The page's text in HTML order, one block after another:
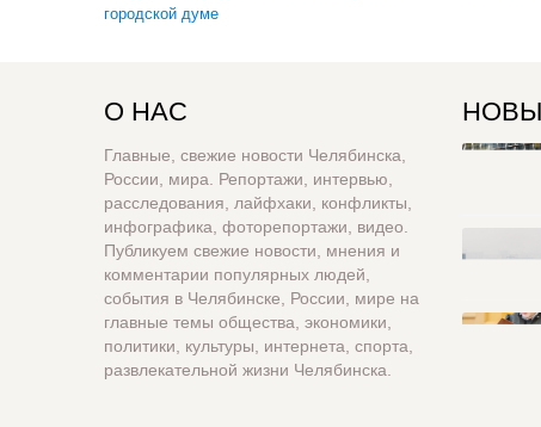
городской думе
О НАС
Главные, свежие новости Челябинска,
России, мира. Репортажи, интервью,
расследования, лайфхаки, конфликты,
инфографика, фоторепортажи, видео.
Публикуем свежие новости, мнения и
комментарии популярных людей,
события в Челябинске, России, мире на
главные темы общества, экономики,
политики, культуры, интернета, спорта,
развлекательной жизни Челябинска.